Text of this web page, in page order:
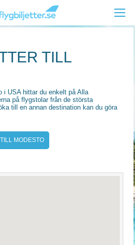
TILL
i USA hittar du enkelt på Alla
på flygstolar från de största
till en annan destination kan du göra
MODESTO